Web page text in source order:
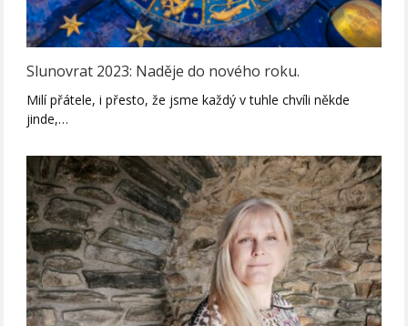
Slunovrat 2023: Naděje do nového roku.
Milí přátele, i přesto, že jsme každý v tuhle chvíli někde
jinde,…